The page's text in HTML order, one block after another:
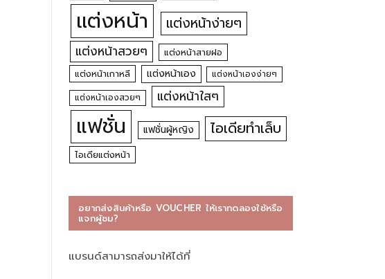
แต่งหน้า แต่งหน้าง่ายๆ
แต่งหน้าสวยๆ
แต่งหน้าสายฝอ
แต่งหน้าเกาหลี
แต่งหน้าเอง
แต่งหน้าเองง่ายๆ
แต่งหน้าเองสวยๆ
แต่งหน้าใสๆ
แฟชั่น แฟชั่นผู้หญิง ไอเดียทำเล็บ
ไอเดียแต่งหน้า
อยากส่งสินค้าหรือ VOUCHER ให้เราทดลองใช้หรือ
แจกผู้ชม?
แบรนด์สามารถส่งมาให้ได้ที่